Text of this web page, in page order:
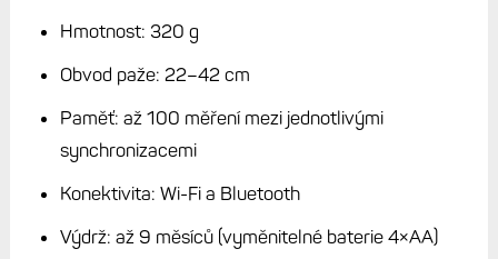
Hmotnost: 320 g
Obvod paže: 22–42 cm
Paměť: až 100 měření mezi jednotlivými
synchronizacemi
Konektivita: Wi-Fi a Bluetooth
Výdrž: až 9 měsíců (vyměnitelné baterie 4×AA)